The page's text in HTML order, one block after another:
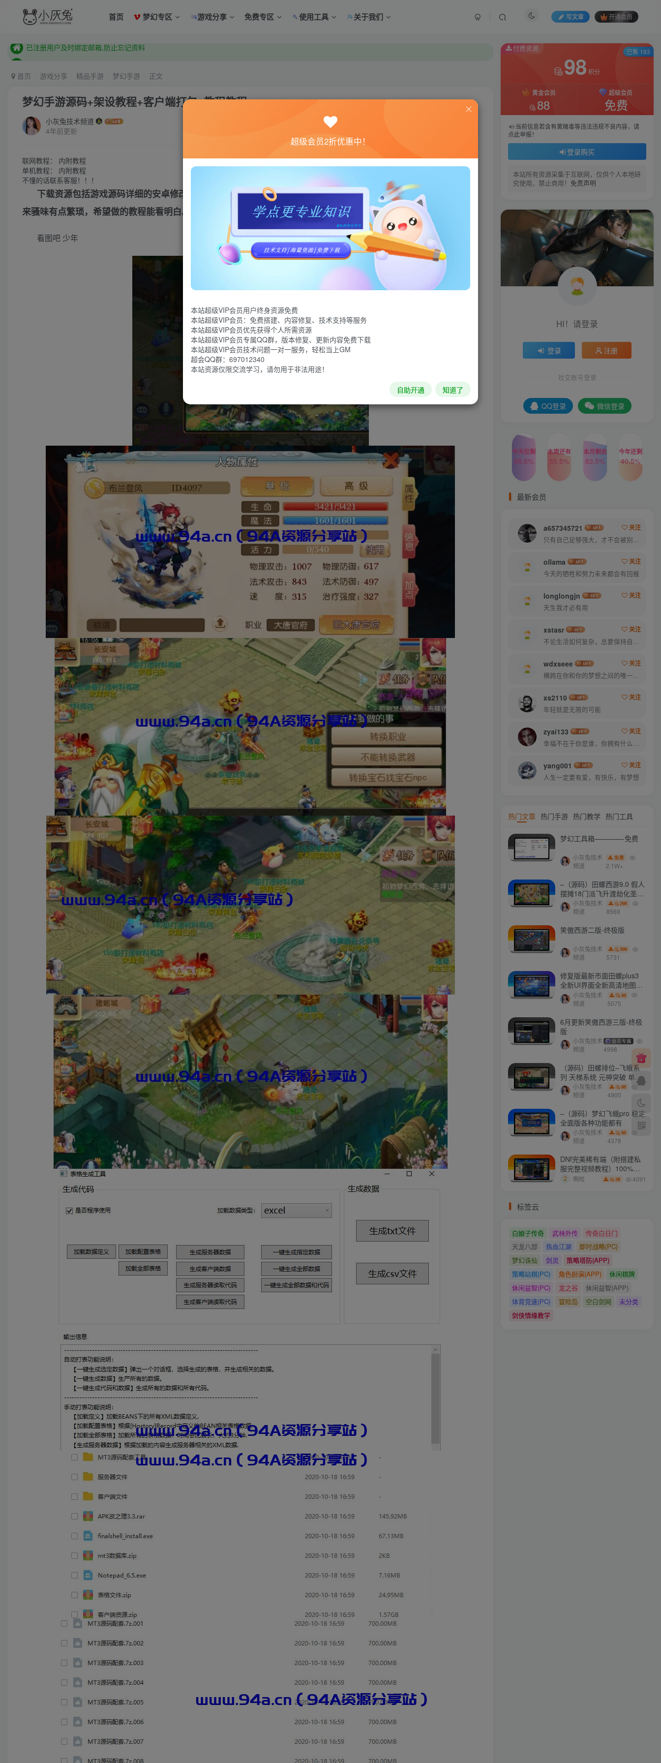
首页 梦幻专区 游戏分享 免费专区 使用工具 关于我们 写文章 开通会员
本站已开启QQ微信快速登录 ,拥有本站会员用户及时请问个人中心绑定！
本站已开启QQ微信快速登录 ,拥有本站会员用户及时请问个人中心绑定！
首页 游戏分享 精品手游 梦幻手游 正文
梦幻手游源码+架设教程+客户端打包+教程教程
小灰兔技术频道
4年前更新
联网教程： 内附教程
单机教程： 内附教程
不懂的话联系客服！！！
下载资源包括游戏源码详细的安卓修改，资源打包，后台网站，后台代理，游戏搭建教程。东西比较多，整套下
来骚味有点繁琐，希望做的教程能看明白。尤其是源码配套的工具不小。算是现在不错的手游版本了了
看图吧 少年
付费资源
98 积分
黄金会员
88
超级会员
免费
当前信息若含有黄赌毒等违法违规不良内容，请
点此举报！
登录购买
本站所有资源采集于互联网，仅供个人本地研
究使用，禁止商用！ 免责声明
已售 183
HI！请登录
登录 注册
社交账号登录
QQ登录 微信登录
今天仅剩
88.8%
本周还有
55.5%
本月剩余
83.5%
今年还剩
40.5%
最新会员
a657345721
关注
只有自己足够强大，才不会被别人践踏
ollama
关注
今天的牺牲和努力未来都会有回报
longlongjn
关注
天生我才必有用
xstasr
关注
不论生活如何复杂，总要保持自己的那一份优雅
wdxseee
关注
横跨在你和你的梦想之间的唯一的东西就是奋力拼搏
xs2110
关注
年轻就是无限的可能
zyai133
关注
幸福不在于你是谁，你拥有什么，而仅仅在于你自己怎么看待
yang001
关注
人生一定要有爱，有快乐，有梦想
热门文章 热门手游 热门教学 热门工具
梦幻工具箱————-免费
小灰兔技术
频道
免费
2.1W+
–（源码）田螺西游9.0 假人
摆摊18门派飞升渡劫化圣助
战最新BB谛听….
小灰兔技术
频道
298
8569
笑傲西游二版-终极版
小灰兔技术
频道
399
5731
修复版最新市面田螺plus3
全新UI界面全新高清地图18
门派 修复了后门ggeserver
打不开
小灰兔技术
频道
98
5075
6月更新笑傲西游三版-终极
版
小灰兔技术
频道
会员专属
4998
（源码）田螺排位–飞蛾系
列 天梯系统 元神突破 单机
免费 含GM工具
小灰兔技术
频道
98
4900
–（源码）梦幻飞蛾pro 稳定
全面版各种功能都有
小灰兔技术
频道
98
4378
DNf完美稀有端（附搭建私
服完整视频教程）100%可
搭建(附完美端升级补丁)
啊哈 38 4091
标签云
白娘子传奇 武林外传
传奇白日门
天龙八部
热血江湖
即时战略(PC)
梦幻诛仙
剑灵
策略塔防(APP)
策略站棋(PC)
角色扮演(APP)
休闲棋牌
休闲益智(PC)
龙之谷
休闲益智(APP)
体育竞速(PC)
冒险岛 空白剑网
未分类
剑侠情缘教学
超级会员2折优惠中！
本站超级VIP会员用户终身资源免费
本站超级VIP会员：免费搭建、内容修复、技术支持等服务
本站超级VIP会员优先获得个人所需资源
本站超级VIP会员专属QQ群，版本修复、更新内容免费下载
本站超级VIP会员技术问题一对一服务，轻松当上GM
超会QQ群：697012340
本站资源仅限交流学习，请勿用于非法用途！
自助开通 知道了